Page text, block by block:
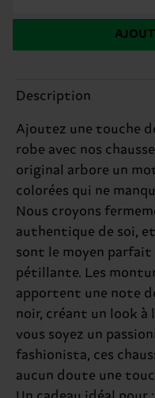
Description
Ajoutez une touche
robe avec nos
original arbore un
colorées qui ne
Nous croyons
authentique de soi,
sont le moyen
pétillante. Les
apportent une note
noir, créant un look à
vous soyez un
fashionista, ces
aucun doute une